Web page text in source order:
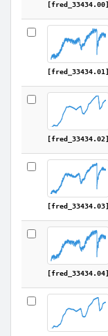
[fred_33434.00]
[fred_33434.01]
[fred_33434.02]
[fred_33434.03]
[fred_33434.04]